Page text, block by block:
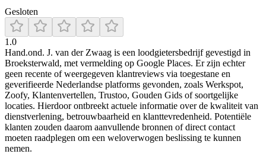
Gesloten
1.0
Hand.ond. J. van der Zwaag is een loodgietersbedrijf gevestigd in
Broeksterwald, met vermelding op Google Places. Er zijn echter
geen recente of weergegeven klantreviews via toegestane en
geverifieerde Nederlandse platforms gevonden, zoals Werkspot,
Zoofy, Klantenvertellen, Trustoo, Gouden Gids of soortgelijke
locaties. Hierdoor ontbreekt actuele informatie over de kwaliteit van
dienstverlening, betrouwbaarheid en klanttevredenheid. Potentiële
klanten zouden daarom aanvullende bronnen of direct contact
moeten raadplegen om een weloverwogen beslissing te kunnen
nemen.